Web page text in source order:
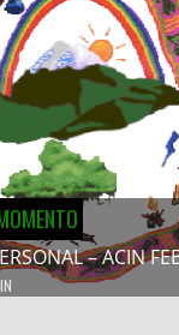
– ACIN